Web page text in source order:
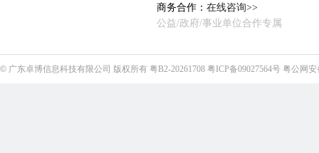
商务合作： 在线咨询>>
公益/政府/事业单位合作专属
© 广东卓博信息科技有限公司 版权所有 粤B2-20261708 粤ICP备09027564号 粤公网安